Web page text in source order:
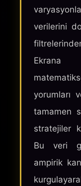
verilerini
Ekrana
yorumları
tamamen
stratejiler
Bu veri
ampirik